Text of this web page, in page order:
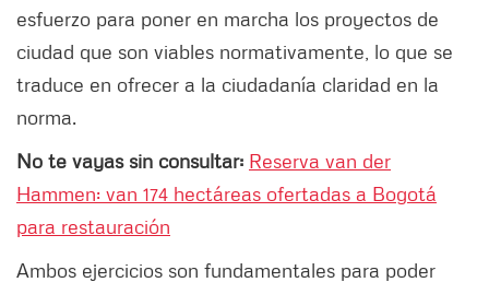
esfuerzo para poner en marcha los proyectos de
ciudad que son viables normativamente, lo que se
traduce en ofrecer a la ciudadanía claridad en la
norma.
No te vayas sin consultar: Reserva van der
Hammen: van 174 hectáreas ofertadas a Bogotá
para restauración
Ambos ejercicios son fundamentales para poder